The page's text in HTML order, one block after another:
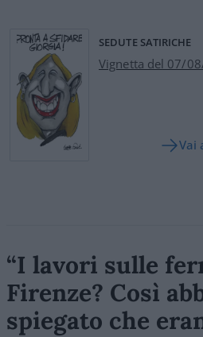
SEDUTE SATIRICHE
Vignetta del 07/
Vai
“I lavori sulle
Firenze? Così
spiegato che